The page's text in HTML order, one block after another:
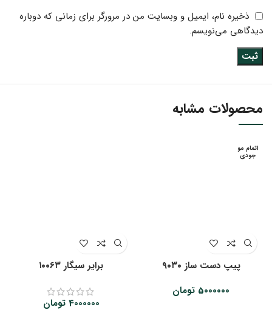
ذخیره نام، ایمیل و وبسایت من در مرورگر برای زمانی که دوباره
دیدگاهی می‌نویسم.
محصولات مشابه
اتمام مو
جودی
پیپ دست ساز ۹۰۳۰
5000000 تومان
‌‌برایر سیگار ۱۰۰۶۳
4000000 تومان